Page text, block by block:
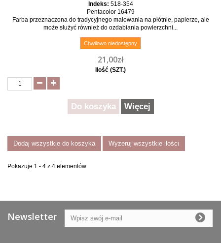
Indeks: 518-354
Pentacolor 16479
Farba przeznaczona do tradycyjnego malowania na płótnie, papierze, ale
może służyć również do ozdabiania powierzchni...
Chwilowo niedostępny
21,00zł
Ilość (SZT.)
Do koszyka Więcej
Dodaj wszystkie do koszyka Wyzeruj wszystkie ilości
Pokazuje 1 - 4 z 4 elementów
Newsletter